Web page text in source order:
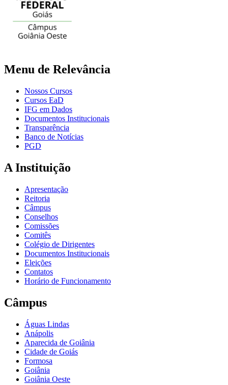
Menu de Relevância
Nossos Cursos
Cursos EaD
IFG em Dados
Documentos Institucionais
Transparência
Banco de Notícias
PGD
A Instituição
Apresentação
Reitoria
Câmpus
Conselhos
Comissões
Comitês
Colégio de Dirigentes
Documentos Institucionais
Eleições
Contatos
Horário de Funcionamento
Câmpus
Águas Lindas
Anápolis
Aparecida de Goiânia
Cidade de Goiás
Formosa
Goiânia
Goiânia Oeste